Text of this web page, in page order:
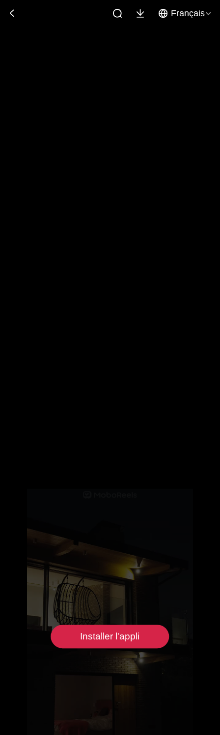
Français
Installer l'appli